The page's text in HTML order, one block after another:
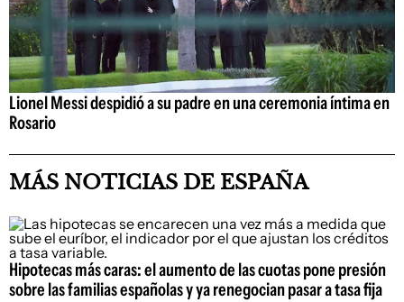
Lionel Messi despidió a su padre en una ceremonia íntima en
Rosario
MÁS NOTICIAS DE ESPAÑA
Hipotecas más caras: el aumento de las cuotas pone presión
sobre las familias españolas y ya renegocian pasar a tasa fija